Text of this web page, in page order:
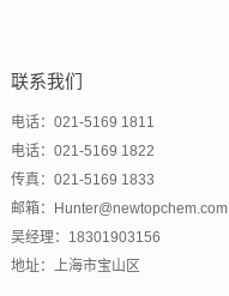
联系我们
电话：021-5169 1811
电话：021-5169 1822
传真：021-5169 1833
邮箱：Hunter@newtopchem.com
吴经理：18301903156
地址：上海市宝山区